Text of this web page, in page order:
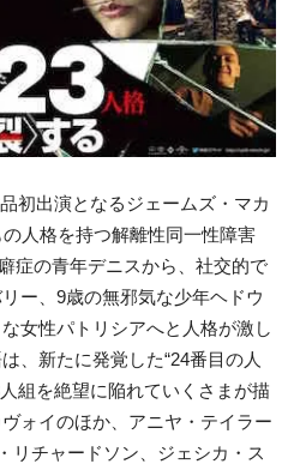
初出演となるジェームズ・マカ
人格を持つ解離性同一性障害
症の青年デニスから、社交的で
ー、9歳の無邪気な少年ヘドウ
女性パトリシアへと人格が激し
、新たに発覚した“24番目の人
組を絶望に陥れていくさまが描
ォイのほか、アニヤ・テイラー
リチャードソン、ジェシカ・ス